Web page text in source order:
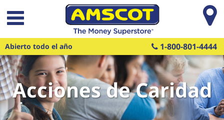
Saltar al contenido principal
Abierto todo el año 1-800-801-4444
Acciones de Caridad